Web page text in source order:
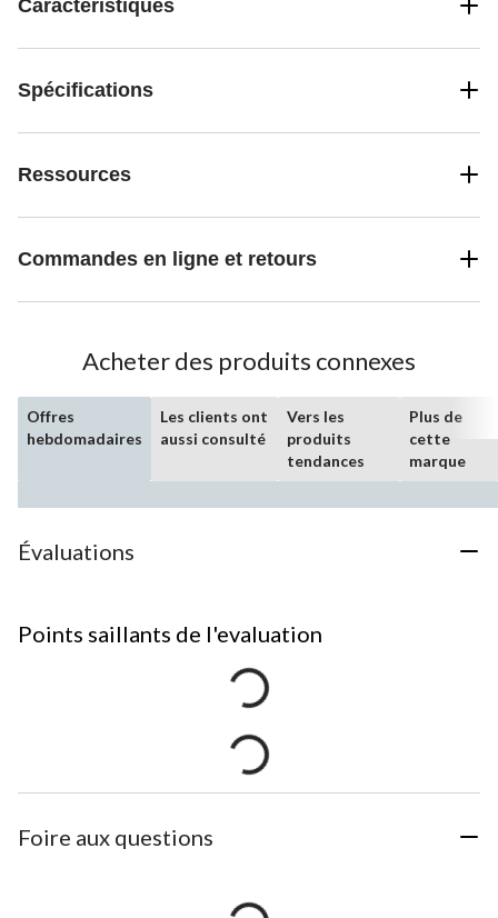
Caractéristiques
Spécifications
Ressources
Commandes en ligne et retours
Acheter des produits connexes
Offres
hebdomadaires
Les clients ont
aussi consulté
Vers les
produits
tendances
Plus de
cette
marque
Évaluations
Points saillants de l'evaluation
Foire aux questions